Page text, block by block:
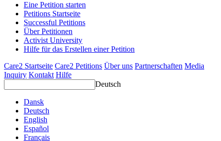
Eine Petition starten
Petitions Startseite
Successful Petitions
Über Petitionen
Activist University
Hilfe für das Erstellen einer Petition
Care2 Startseite Care2 Petitions Über uns Partnerschaften Media
Inquiry Kontakt Hilfe
Deutsch
Dansk
Deutsch
English
Español
Français